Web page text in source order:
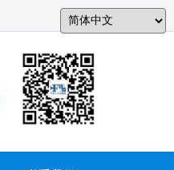
中 文